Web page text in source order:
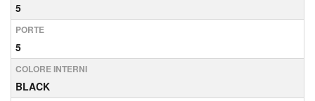
5
PORTE
5
COLORE INTERNI
BLACK